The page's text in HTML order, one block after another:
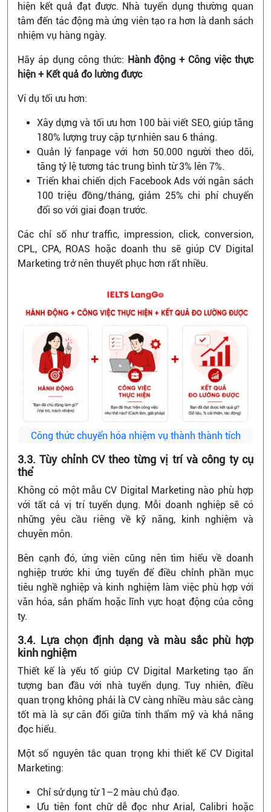
hiện kết quả đạt được. Nhà tuyển dụng thường quan
tâm đến tác động mà ứng viên tạo ra hơn là danh sách
nhiệm vụ hàng ngày.
Hãy áp dụng công thức: Hành động + Công việc thực
hiện + Kết quả đo lường được
Ví dụ tối ưu hơn:
Xây dựng và tối ưu hơn 100 bài viết SEO, giúp tăng
180% lượng truy cập tự nhiên sau 6 tháng.
Quản lý fanpage với hơn 50.000 người theo dõi,
tăng tỷ lệ tương tác trung bình từ 3% lên 7%.
Triển khai chiến dịch Facebook Ads với ngân sách
100 triệu đồng/tháng, giảm 25% chi phí chuyển
đổi so với giai đoạn trước.
Các chỉ số như traffic, impression, click, conversion,
CPL, CPA, ROAS hoặc doanh thu sẽ giúp CV Digital
Marketing trở nên thuyết phục hơn rất nhiều.
Công thức chuyển hóa nhiệm vụ thành thành tích
3.3. Tùy chỉnh CV theo từng vị trí và công ty cụ
thể
Không có một mẫu CV Digital Marketing nào phù hợp
với tất cả vị trí tuyển dụng. Mỗi doanh nghiệp sẽ có
những yêu cầu riêng về kỹ năng, kinh nghiệm và
chuyên môn.
Bên cạnh đó, ứng viên cũng nên tìm hiểu về doanh
nghiệp trước khi ứng tuyển để điều chỉnh phần mục
tiêu nghề nghiệp và kinh nghiệm làm việc phù hợp với
văn hóa, sản phẩm hoặc lĩnh vực hoạt động của công
ty.
3.4. Lựa chọn định dạng và màu sắc phù hợp
kinh nghiệm
Thiết kế là yếu tố giúp CV Digital Marketing tạo ấn
tượng ban đầu với nhà tuyển dụng. Tuy nhiên, điều
quan trọng không phải là CV càng nhiều màu sắc càng
tốt mà là sự cân đối giữa tính thẩm mỹ và khả năng
đọc hiểu.
Một số nguyên tắc quan trọng khi thiết kế CV Digital
Marketing:
Chỉ sử dụng từ 1–2 màu chủ đạo.
Ưu tiên font chữ dễ đọc như Arial, Calibri hoặc